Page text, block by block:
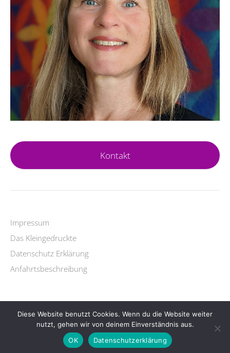
Kontakt
Impressum
Das Kleingedruckte
Datenschutz Erklärung
Anfahrtsbeschreibung
Copyright © 2026 Yogalehrer Ausbildung.
LifestyleWordPress Theme by themehit.com
Diese Website benutzt Cookies. Wenn du die Website weiter
nutzt, gehen wir von deinem Einverständnis aus.
OK
Datenschutzerklärung